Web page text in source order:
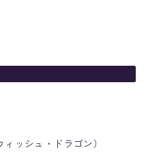
ッシュ・ドラゴン）